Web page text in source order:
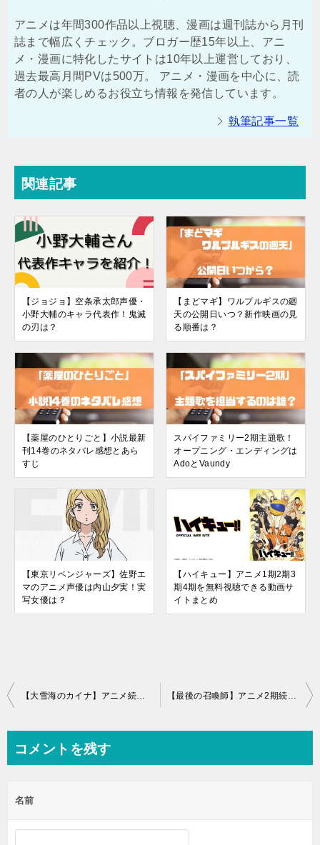
アニメは年間300作品以上視聴、漫画は週刊誌から月刊
誌まで幅広くチェック。ブロガー歴15年以上、アニ
メ・漫画に特化したサイトは10年以上運営しており、
過去最高月間PVは500万。 アニメ・漫画を中心に、読
者の人が楽しめるお役立ち情報を発信しています。
執筆記事一覧
関連記事
【ジョジョ】空条承太郎声優・
小野大輔のキャラ代表作！鬼滅
の刃は？
【まどマギ】ワルプルギスの廻
天の公開日いつ？新作映画の見
る順番は？
【薬屋のひとりごと】小説最新
刊14巻のネタバレ感想とあら
すじ
スパイファミリー2期主題歌！
オープニング・エンディングは
AdoとVaundy
【東京リベンジャーズ】佐野エ
マのアニメ声優は内山夕実！実
写女優は？
【ハイキュー】アニメ1期2期3
期4期を無料視聴できる動画サ
イトまとめ
投
ビ
ー
シ
【大雪海のカイナ】アニメ続編映画いつから？ナウシカ・ラピュタのパクリ？ 【最後の召喚師】アニメ2期続編いつから？原作漫画は中国なろう？
コメントを残す
名前